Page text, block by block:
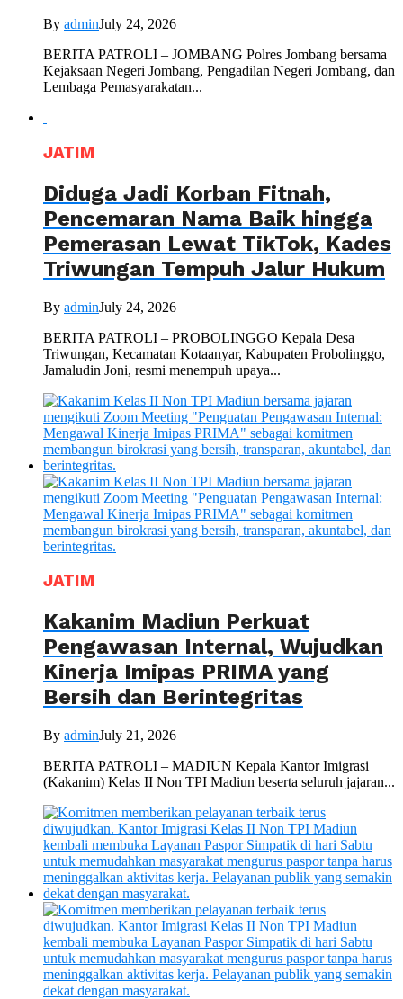
By adminJuly 24, 2026
BERITA PATROLI – JOMBANG Polres Jombang bersama
Kejaksaan Negeri Jombang, Pengadilan Negeri Jombang, dan
Lembaga Pemasyarakatan...
JATIM
Diduga Jadi Korban Fitnah,
Pencemaran Nama Baik hingga
Pemerasan Lewat TikTok, Kades
Triwungan Tempuh Jalur Hukum
By adminJuly 24, 2026
BERITA PATROLI – PROBOLINGGO Kepala Desa
Triwungan, Kecamatan Kotaanyar, Kabupaten Probolinggo,
Jamaludin Joni, resmi menempuh upaya...
JATIM
Kakanim Madiun Perkuat
Pengawasan Internal, Wujudkan
Kinerja Imipas PRIMA yang
Bersih dan Berintegritas
By adminJuly 21, 2026
BERITA PATROLI – MADIUN Kepala Kantor Imigrasi
(Kakanim) Kelas II Non TPI Madiun beserta seluruh jajaran...